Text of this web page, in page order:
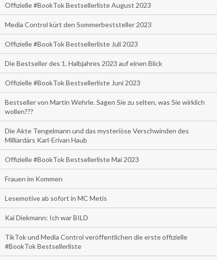
Offizielle #BookTok Bestsellerliste August 2023
Media Control kürt den Sommerbeststeller 2023
Offizielle #BookTok Bestsellerliste Juli 2023
Die Bestseller des 1. Halbjahres 2023 auf einen Blick
Offizielle #BookTok Bestsellerliste Juni 2023
Bestseller von Martin Wehrle. Sagen Sie zu selten, was Sie wirklich
wollen???
Die Akte Tengelmann und das mysteriöse Verschwinden des
Milliardärs Karl-Erivan Haub
Offizielle #BookTok Bestsellerliste Mai 2023
Frauen im Kommen
Lesemotive ab sofort in MC Metis
Kai Diekmann: Ich war BILD
TikTok und Media Control veröffentlichen die erste offizielle
#BookTok Bestsellerliste